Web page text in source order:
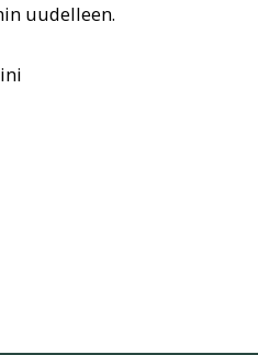
uudelleen.